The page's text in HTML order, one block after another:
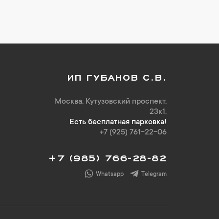
ИП ГУБАНОВ С.В.
Москва, Кутузовский проспект,
23к1,
Есть бесплатная парковка!
+7 (925) 761-22-06
+7 (985) 766-28-82
Whatsapp Telegram